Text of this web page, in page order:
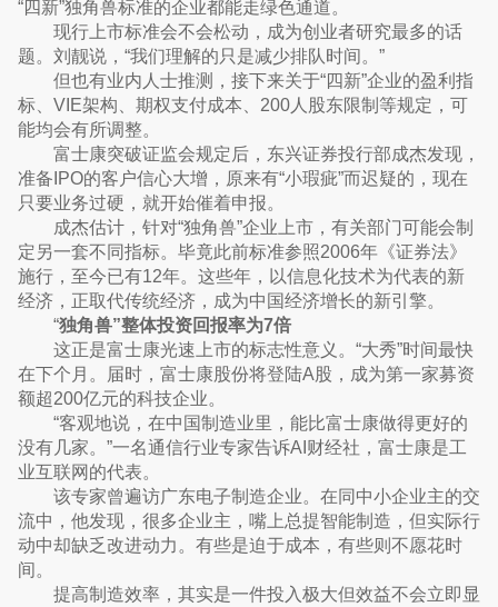
“四新”独角兽标准的企业都能走绿色通道。
现行上市标准会不会松动，成为创业者研究最多的话
题。刘靓说，“我们理解的只是减少排队时间。”
但也有业内人士推测，接下来关于“四新”企业的盈利指
标、VIE架构、期权支付成本、200人股东限制等规定，可
能均会有所调整。
富士康突破证监会规定后，东兴证券投行部成杰发现，
准备IPO的客户信心大增，原来有“小瑕疵”而迟疑的，现在
只要业务过硬，就开始催着申报。
成杰估计，针对“独角兽”企业上市，有关部门可能会制
定另一套不同指标。毕竟此前标准参照2006年《证券法》
施行，至今已有12年。这些年，以信息化技术为代表的新
经济，正取代传统经济，成为中国经济增长的新引擎。
“独角兽”整体投资回报率为7倍
这正是富士康光速上市的标志性意义。“大秀”时间最快
在下个月。届时，富士康股份将登陆A股，成为第一家募资
额超200亿元的科技企业。
“客观地说，在中国制造业里，能比富士康做得更好的
没有几家。”一名通信行业专家告诉AI财经社，富士康是工
业互联网的代表。
该专家曾遍访广东电子制造企业。在同中小企业主的交
流中，他发现，很多企业主，嘴上总提智能制造，但实际行
动中却缺乏改进动力。有些是迫于成本，有些则不愿花时
间。
提高制造效率，其实是一件投入极大但效益不会立即显